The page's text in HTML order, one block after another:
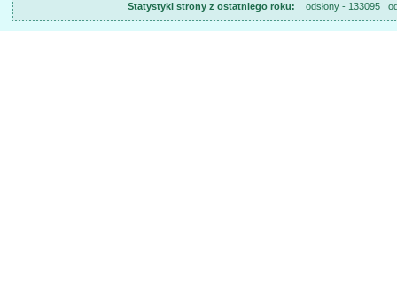
Statystyki strony z ostatniego roku: odsłony - 133095